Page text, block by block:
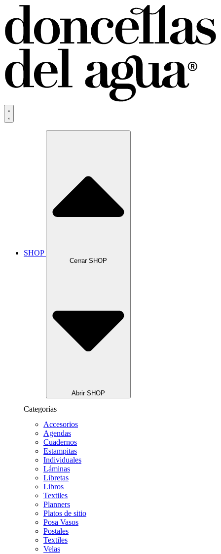
SHOP
Cerrar SHOP
Abrir SHOP
Categorías
Accesorios
Agendas
Cuadernos
Estampitas
Individuales
Láminas
Libretas
Libros
Textiles
Planners
Platos de sitio
Posa Vasos
Postales
Textiles
Velas